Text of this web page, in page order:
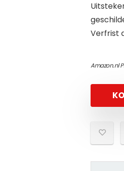
Verfrist
Amazon.nl